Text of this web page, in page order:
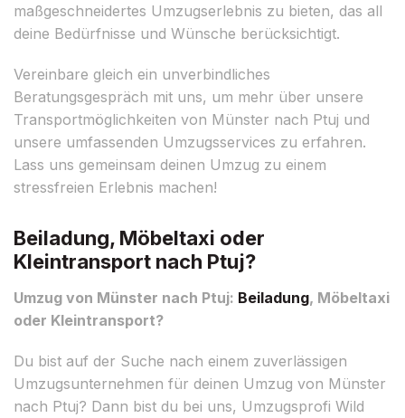
maßgeschneidertes Umzugserlebnis zu bieten, das all
deine Bedürfnisse und Wünsche berücksichtigt.
Vereinbare gleich ein unverbindliches
Beratungsgespräch mit uns, um mehr über unsere
Transportmöglichkeiten von Münster nach Ptuj und
unsere umfassenden Umzugsservices zu erfahren.
Lass uns gemeinsam deinen Umzug zu einem
stressfreien Erlebnis machen!
Beiladung, Möbeltaxi oder
Kleintransport nach Ptuj?
Umzug von Münster nach Ptuj: Beiladung, Möbeltaxi
oder Kleintransport?
Du bist auf der Suche nach einem zuverlässigen
Umzugsunternehmen für deinen Umzug von Münster
nach Ptuj? Dann bist du bei uns, Umzugsprofi Wild